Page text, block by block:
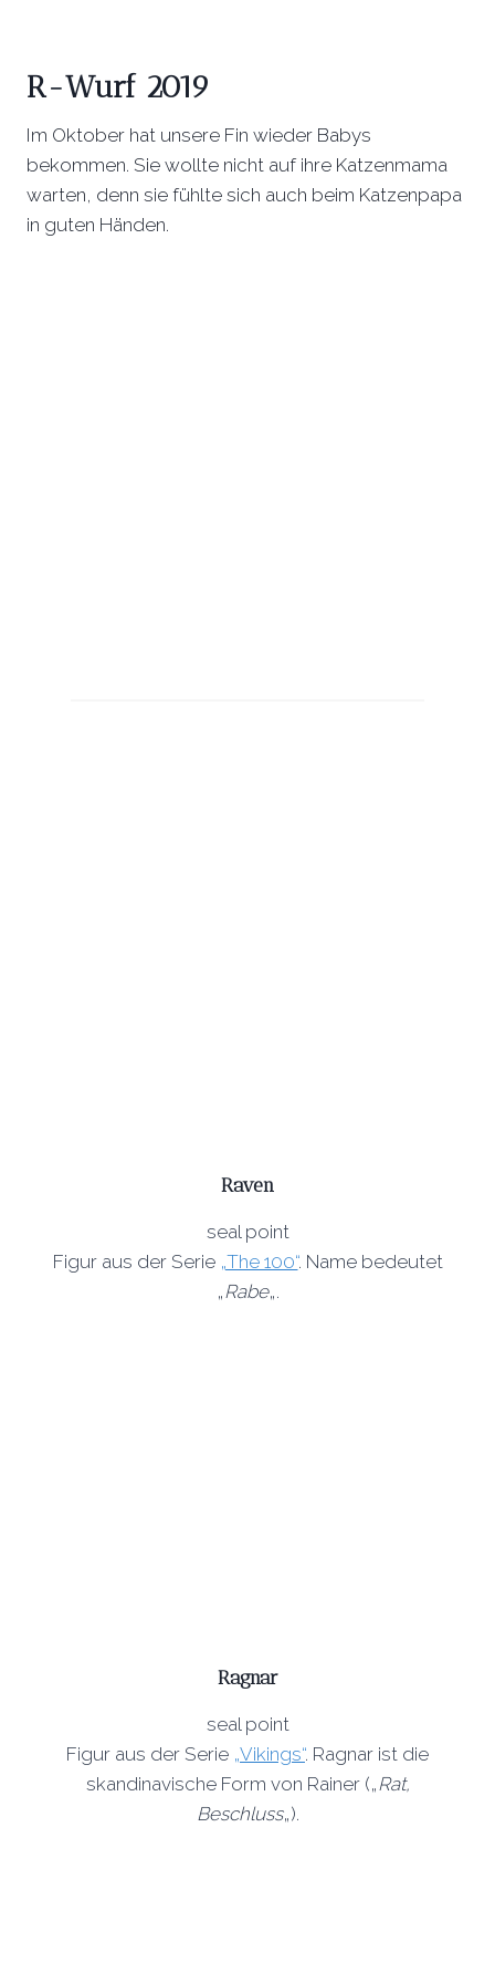
R-Wurf 2019
Im Oktober hat unsere Fin wieder Babys
bekommen. Sie wollte nicht auf ihre Katzenmama
warten, denn sie fühlte sich auch beim Katzenpapa
in guten Händen.
Raven
seal point
Figur aus der Serie „The 100“. Name bedeutet
„ Rabe„.
Ragnar
seal point
Figur aus der Serie „Vikings“. Ragnar ist die
skandinavische Form von Rainer („Rat,
Beschluss„).